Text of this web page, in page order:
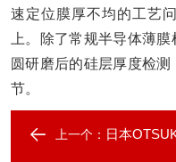
速定位膜厚不均的工艺
上。除了常规半导体薄
圆研磨后的硅层厚度检
节。
上一个： 日本